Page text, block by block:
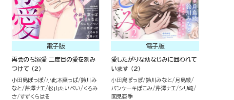
電子版
再会のち溺愛 二度目の愛を刻み
つけて （2）
小田島ぽっぽ 小此木葉っぱ 鈴川み
なと
芹澤ナエ 松山たいぺい
くろみ
さ
すずくらはる
電子版
愛したがりな幼なじみに囲われて
います （2）
小田島ぽっぽ 鈴川みなと
月島綾
パンケーキぽこみ
芹澤ナエ
シリ崎
園見亜季